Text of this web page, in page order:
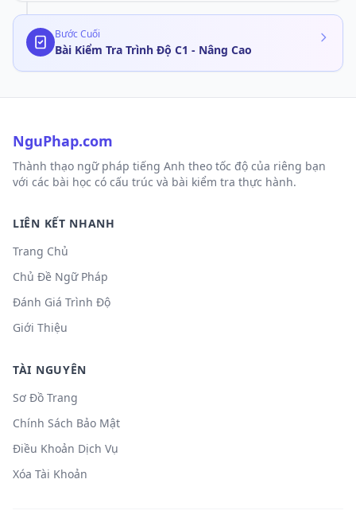
Bước Cuối
Bài Kiểm Tra Trình Độ C1 - Nâng Cao
NguPhap.com
Thành thạo ngữ pháp tiếng Anh theo tốc độ của riêng bạn
với các bài học có cấu trúc và bài kiểm tra thực hành.
LIÊN KẾT NHANH
Trang Chủ
Chủ Đề Ngữ Pháp
Đánh Giá Trình Độ
Giới Thiệu
TÀI NGUYÊN
Sơ Đồ Trang
Chính Sách Bảo Mật
Điều Khoản Dịch Vụ
Xóa Tài Khoản